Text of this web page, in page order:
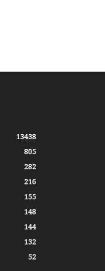
13438
805
282
216
155
148
144
132
52